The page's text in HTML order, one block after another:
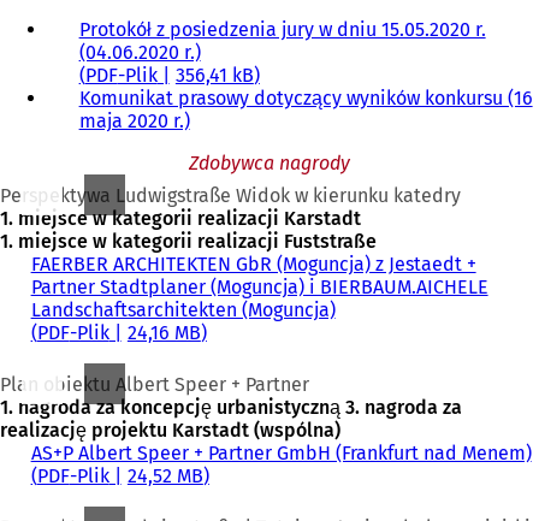
Protokół z posiedzenia jury w dniu 15.05.2020 r.
(04.06.2020 r.)
PDF-Plik
356,41 kB
Komunikat prasowy dotyczący wyników konkursu (16
maja 2020 r.)
Zdobywca nagrody
Perspektywa Ludwigstraße Widok w kierunku katedry
1. miejsce w kategorii realizacji Karstadt
1. miejsce w kategorii realizacji Fuststraße
FAERBER ARCHITEKTEN GbR (Moguncja) z Jestaedt +
Partner Stadtplaner (Moguncja) i BIERBAUM.AICHELE
Landschaftsarchitekten (Moguncja)
PDF-Plik 24,16 MB
Plan obiektu Albert Speer + Partner
1. nagroda za koncepcję urbanistyczną 3. nagroda za
realizację projektu Karstadt (wspólna)
AS+P Albert Speer + Partner GmbH (Frankfurt nad Menem)
PDF-Plik 24,52 MB